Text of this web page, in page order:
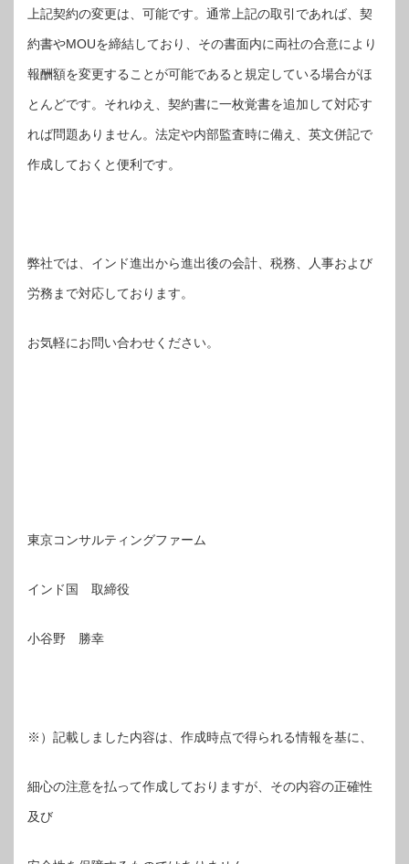
上記契約の変更は、可能です。通常上記の取引であれば、契
約書やMOUを締結しており、その書面内に両社の合意により
報酬額を変更することが可能であると規定している場合がほ
とんどです。それゆえ、契約書に一枚覚書を追加して対応す
れば問題ありません。法定や内部監査時に備え、英文併記で
作成しておくと便利です。
弊社では、インド進出から進出後の会計、税務、人事および
労務まで対応しております。
お気軽にお問い合わせください。
東京コンサルティングファーム
インド国 取締役
小谷野 勝幸
※）記載しました内容は、作成時点で得られる情報を基に、
細心の注意を払って作成しておりますが、その内容の正確性
及び